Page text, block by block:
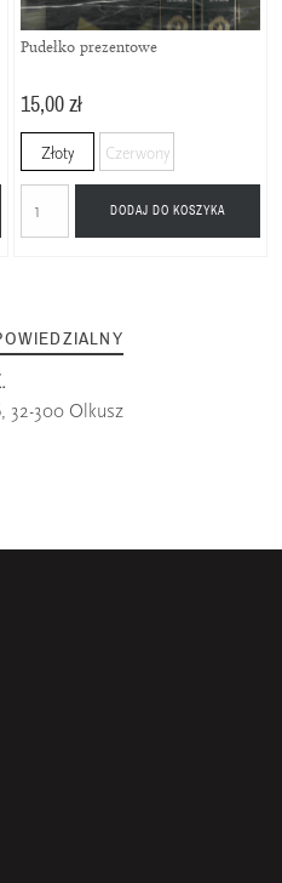
Pudełko prezentowe
15,00 zł
Złoty Czerwony
DODAJ DO KOSZYKA
32-300 Olkusz